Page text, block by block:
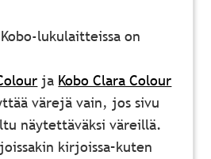
lukulaitteissa on
ja Kobo Clara Colour
värejä vain, jos sivu
näytettäväksi väreillä.
kirjoissa–kuten